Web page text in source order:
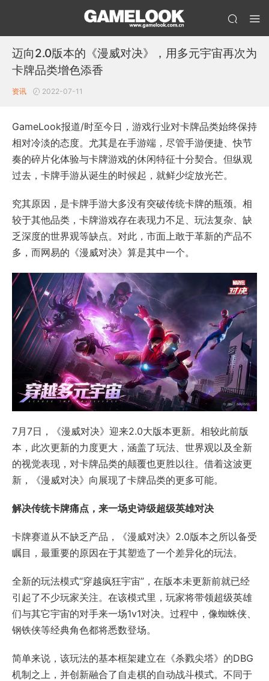
迈向2.0版本的《漫威对决》，用多元宇宙再次为
卡牌品类增色添香
资讯 2022-07-11
GameLook报道/时至今日，游戏行业对卡牌品类始终保持
相对冷淡的态度。尤其是在手游端，尽管手游便捷、快节
奏的碎片化体验与卡牌游戏的休闲特征十分契合。但纵观
过去，卡牌手游从诞生的时候起，就鲜少绽放光芒。
究其原因，是卡牌手游大多没有突破传统卡牌的瓶颈。相
较于其他品类，卡牌游戏存在表现力不足、玩法复杂、缺
乏深度的世界观等缺点。对此，市面上敢于革新的产品不
多，而网易的《漫威对决》算是其中一个。
7月7日，《漫威对决》迎来2.0大版本更新。相较此前版
本，此次更新的力度更大，涵盖了玩法、世界观以及全新
的视觉表现，对卡牌品类的颠覆也更胜以往。借着这波更
新，《漫威对决》向展现了卡牌品类的更多可能。
解决传统卡牌痛点，来一场史诗级超级英雄对决
卡牌赛道从不缺乏产品，《漫威对决》2.0版本之所以备受
瞩目，最重要的原因在于其塑造了一个差异化的玩法。
全新的玩法模式“穿越疯狂宇宙”，在版本未更新前就已经
引起了不少玩家关注。在该模式里，玩家将带领超级英雄
们与其它宇宙的对手来一场1v1对决。过程中，像蜘蛛侠、
钢铁侠等经典角色都将悉数登场。
简单来说，该玩法的基本框架建立在《杀戮尖塔》的DBG
机制之上，并创新融合了自走棋的自动战斗模式。不同于